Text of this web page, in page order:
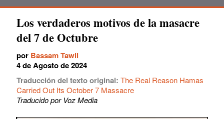
Los verdaderos motivos de la masacre
del 7 de Octubre
por Bassam Tawil
4 de Agosto de 2024
Traducción del texto original: The Real Reason Hamas
Carried Out Its October 7 Massacre
Traducido por Voz Media